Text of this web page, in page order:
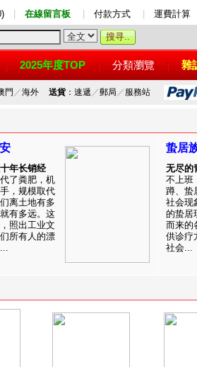
在線留言板 付款方式 運費計算
2025年度TOP 分類瀏覽 雜
門 ／海外 送貨：速遞 ／郵局 ／ 服務站
年长销经
了粪肥，机
，规模取代
离土地有多
有多远。这
照出工业文
所有人的漂
蛰居
无尽的
不上班
蹲、蛰
社会现
的蛰居
而来的
供诊疗
社会...